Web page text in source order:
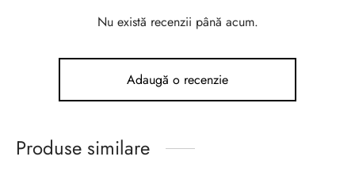
Nu există recenzii până acum.
Adaugă o recenzie
Produse similare